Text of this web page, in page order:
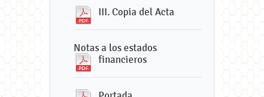
III. Copia del Acta
Notas a los estados
financieros